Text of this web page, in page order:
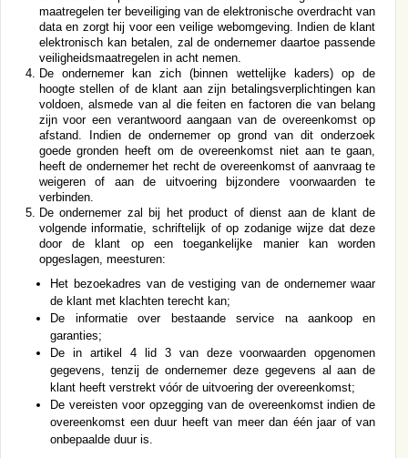
maatregelen ter beveiliging van de elektronische overdracht van
data en zorgt hij voor een veilige webomgeving. Indien de klant
elektronisch kan betalen, zal de ondernemer daartoe passende
veiligheidsmaatregelen in acht nemen.
De ondernemer kan zich (binnen wettelijke kaders) op de
hoogte stellen of de klant aan zijn betalingsverplichtingen kan
voldoen, alsmede van al die feiten en factoren die van belang
zijn voor een verantwoord aangaan van de overeenkomst op
afstand. Indien de ondernemer op grond van dit onderzoek
goede gronden heeft om de overeenkomst niet aan te gaan,
heeft de ondernemer het recht de overeenkomst of aanvraag te
weigeren of aan de uitvoering bijzondere voorwaarden te
verbinden.
De ondernemer zal bij het product of dienst aan de klant de
volgende informatie, schriftelijk of op zodanige wijze dat deze
door de klant op een toegankelijke manier kan worden
opgeslagen, meesturen:
Het bezoekadres van de vestiging van de ondernemer waar
de klant met klachten terecht kan;
De informatie over bestaande service na aankoop en
garanties;
De in artikel 4 lid 3 van deze voorwaarden opgenomen
gegevens, tenzij de ondernemer deze gegevens al aan de
klant heeft verstrekt vóór de uitvoering der overeenkomst;
De vereisten voor opzegging van de overeenkomst indien de
overeenkomst een duur heeft van meer dan één jaar of van
onbepaalde duur is.